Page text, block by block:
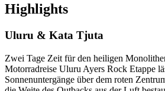
Highlights
Uluru & Kata Tjuta
Zwei Tage Zeit für den heiligen
Motorradreise Uluru Ayers Rock Etappe
Sonnenuntergänge über dem roten